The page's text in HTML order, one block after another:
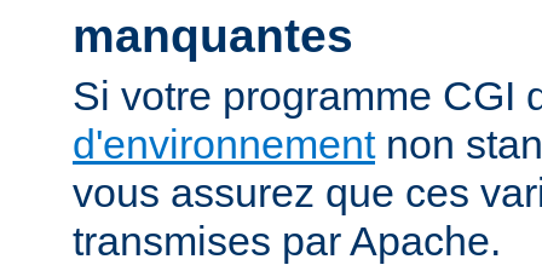
manquantes
Si votre programme CGI
d'environnementnon
vous assurez que ces
transmises par Apache.